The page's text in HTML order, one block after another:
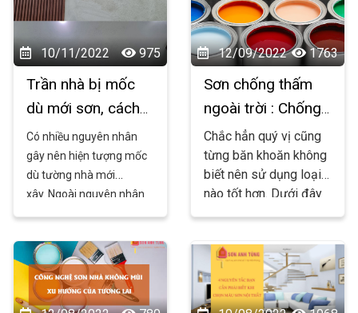
từ
Sonnhahaiphong.net
sẽ hướng dẫn bạn
cách xử lý vết nứt
một cách đơn giản
mà hiệu quả. Hãy
cùng chúng tôi
khám phá ngay sau
đây!
Jotun.Sơn Đại Hảixin
chia sẻ cùng các bạn
những lý do sau nhé !
10/11/2022 975
Trần nhà bị mốc
dù mới sơn, cách
khắc phục như
nào?
Có nhiều nguyên nhân
gây nên hiện tượng mốc
dù tường nhà mới
xây. Ngoài nguyên nhân
có nguyên nhân chủ
quan do thợ thi công sai
quy trình hoặc gia chủ
không sử dụng sơn lót
12/09/2022 1763
Sơn chống thấm
ngoài trời : Chống
thấm pha xi măng
hay là chống thấm
màu tốt hơn
Chắc hẳn quý vị cũng
từng băn khoăn không
biết nên sử dụng loại
nào tốt hơn. Dưới đây
năm thi công xin được
chia sẻ với mọi người.